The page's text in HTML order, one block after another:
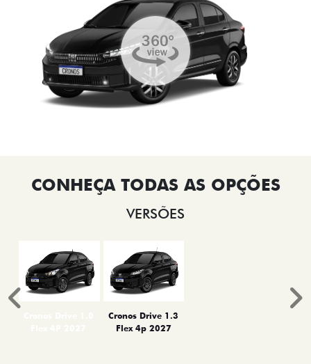
VERSÕES
Cronos Drive 1.3
Flex 4p 2027
Anterior